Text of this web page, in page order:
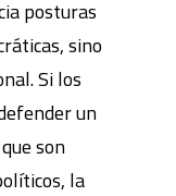
posturas
sino
Si los
un
son
la